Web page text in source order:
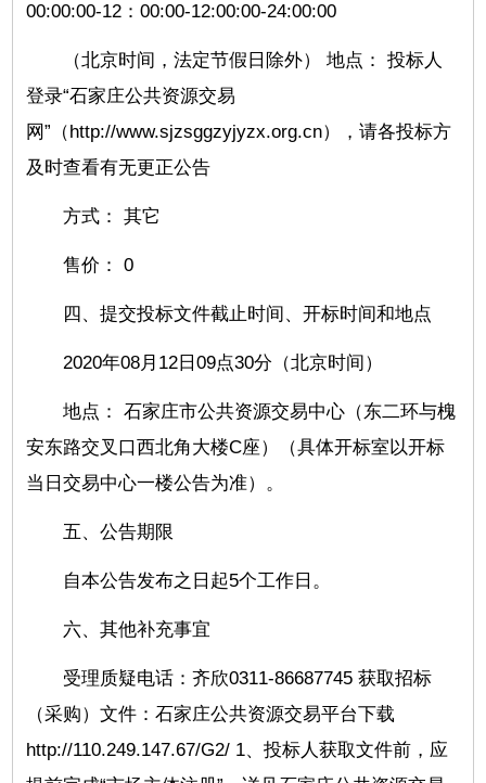
00:00:00-12：00:00-12:00:00-24:00:00
（北京时间，法定节假日除外） 地点： 投标人
登录“石家庄公共资源交易
网”（http://www.sjzsggzyjyzx.org.cn），请各投标方
及时查看有无更正公告
方式： 其它
售价： 0
四、提交投标文件截止时间、开标时间和地点
2020年08月12日09点30分（北京时间）
地点： 石家庄市公共资源交易中心（东二环与槐
安东路交叉口西北角大楼C座）（具体开标室以开标
当日交易中心一楼公告为准）。
五、公告期限
自本公告发布之日起5个工作日。
六、其他补充事宜
受理质疑电话：齐欣0311-86687745 获取招标
（采购）文件：石家庄公共资源交易平台下载
http://110.249.147.67/G2/ 1、投标人获取文件前，应